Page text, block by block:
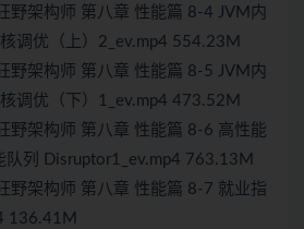
野架构师 第八章 性能篇 8-4 JVM内
调优（上）2_ev.mp4 554.23M
野架构师 第八章 性能篇 8-5 JVM内
调优（下）1_ev.mp4 473.52M
野架构师 第八章 性能篇 8-6 高性能
队列 Disruptor1_ev.mp4 763.13M
野架构师 第八章 性能篇 8-7 就业指
136.41M